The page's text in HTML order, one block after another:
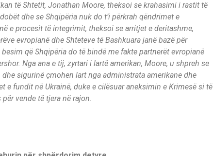
të Shtetit, Jonathan Moore, theksoi se krahasimi i rastit të
dhe se Shqipëria nuk do t’i përkrah qëndrimet e
e procesit të integrimit, theksoi se arritjet e deritashme,
evropianë dhe Shteteve të Bashkuara janë bazë për
që Shqipëria do të bindë me fakte partnerët evropianë
Nga ana e tij, zyrtari i lartë amerikan, Moore, u shpreh se
sigurinë çmohen lart nga administrata amerikane dhe
e fundit në Ukrainë, duke e cilësuar aneksimin e Krimesë si të
vende të tjera në rajon.